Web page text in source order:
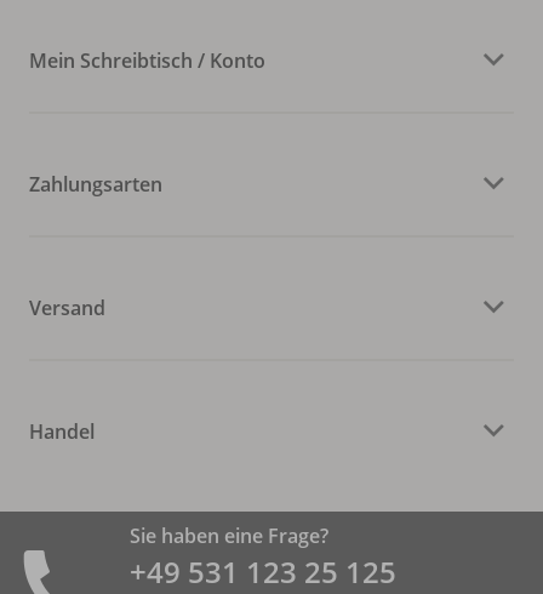
Mein Schreibtisch / Konto
Zahlungsarten
Versand
Handel
Sie haben eine Frage?
+49 531 ­123 25 125